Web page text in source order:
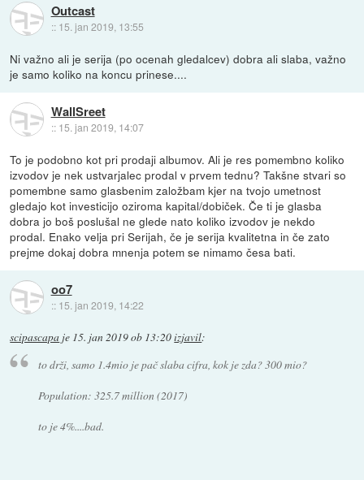
Outcast
:: 15. jan 2019, 13:55
Ni važno ali je serija (po ocenah gledalcev) dobra ali slaba, važno
je samo koliko na koncu prinese....
WallSreet
:: 15. jan 2019, 14:07
To je podobno kot pri prodaji albumov. Ali je res pomembno koliko
izvodov je nek ustvarjalec prodal v prvem tednu? Takšne stvari so
pomembne samo glasbenim založbam kjer na tvojo umetnost
gledajo kot investicijo oziroma kapital/dobiček. Če ti je glasba
dobra jo boš poslušal ne glede nato koliko izvodov je nekdo
prodal. Enako velja pri Serijah, če je serija kvalitetna in če zato
prejme dokaj dobra mnenja potem se nimamo česa bati.
oo7
:: 15. jan 2019, 14:22
scipascapa je 15. jan 2019 ob 13:20izjavil:
to drži, samo 1.4mio je pač slaba cifra, kok je zda? 300 mio?
Population: 325.7 million (2017)
to je 4%....bad.